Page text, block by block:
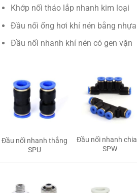
Khớp nối tháo lắp nhanh kim loại
Đầu nối ống hơi khí nén bằng
Đầu nối nhanh khí nén có gen vặn
Đầu nối nhanh thẳng
SPU
Đầu nối nhanh
SPW